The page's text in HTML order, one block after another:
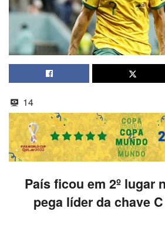
14
País ficou em 2º lugar
pega líder da chave